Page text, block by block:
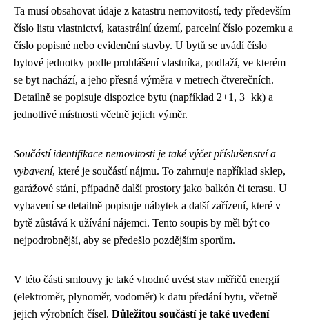
Ta musí obsahovat údaje z katastru nemovitostí, tedy především
číslo listu vlastnictví, katastrální území, parcelní číslo pozemku a
číslo popisné nebo evidenční stavby. U bytů se uvádí číslo
bytové jednotky podle prohlášení vlastníka, podlaží, ve kterém
se byt nachází, a jeho přesná výměra v metrech čtverečních.
Detailně se popisuje dispozice bytu (například 2+1, 3+kk) a
jednotlivé místnosti včetně jejich výměr.
Součástí identifikace nemovitosti je také výčet příslušenství a
vybavení, které je součástí nájmu. To zahrnuje například sklep,
garážové stání, případně další prostory jako balkón či terasu. U
vybavení se detailně popisuje nábytek a další zařízení, které v
bytě zůstává k užívání nájemci. Tento soupis by měl být co
nejpodrobnější, aby se předešlo pozdějším sporům.
V této části smlouvy je také vhodné uvést stav měřičů energií
(elektroměr, plynoměr, vodoměr) k datu předání bytu, včetně
jejich výrobních čísel. Důležitou součástí je také uvedení